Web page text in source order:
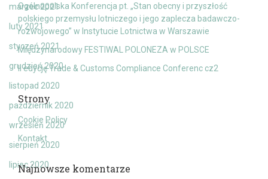
marzec 2021
luty 2021
styczeń 2021
grudzień 2020
listopad 2020
październik 2020
wrzesień 2020
sierpień 2020
lipiec 2020
Ogólnopolska Konferencja pt. „Stan obecny i przyszłość
polskiego przemysłu lotniczego i jego zaplecza badawczo-
rozwojowego” w Instytucie Lotnictwa w Warszawie
Międzynarodowy FESTIWAL POLONEZA w POLSCE
II edycję Trade & Customs Compliance Conferenc cz2
Strony
Cookie Policy
Kontakt
Najnowsze komentarze